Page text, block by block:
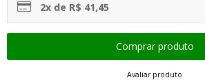
2x de R$ 41,45
Avaliar produto